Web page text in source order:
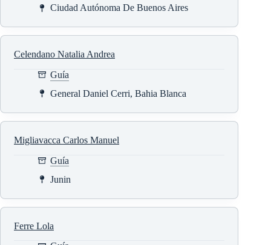
Ciudad Autónoma De Buenos Aires
Celendano Natalia Andrea
Guía
General Daniel Cerri, Bahia Blanca
Migliavacca Carlos Manuel
Guía
Junin
Ferre Lola